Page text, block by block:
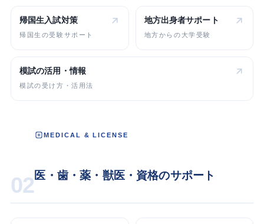
帰国生入試対策
帰国生の受験サポート
地方出身者サポート
地方からの大学受験
模試の活用・情報
模試の受け方・活用法
02
MEDICAL & LICENSE
医・歯・薬・獣医・資格のサポート